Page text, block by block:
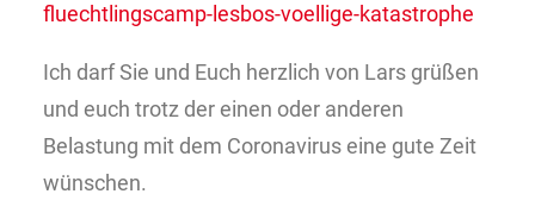
fluechtlingscamp-lesbos-voellige-katastrophe
Ich darf Sie und Euch herzlich von Lars grüßen
und euch trotz der einen oder anderen
Belastung mit dem Coronavirus eine gute Zeit
wünschen.